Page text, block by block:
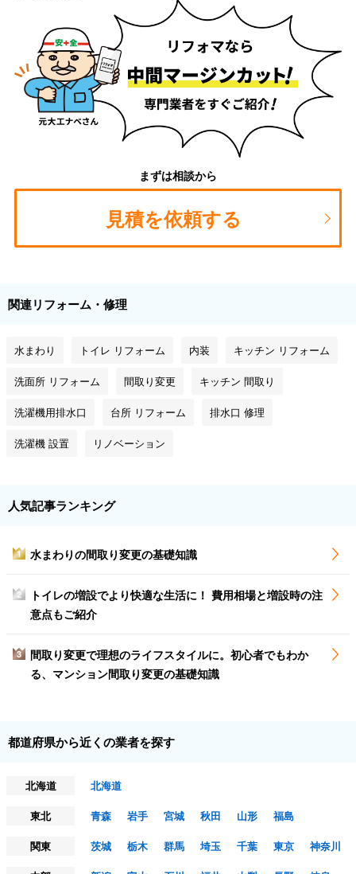
まずは相談から
見積を依頼する
関連リフォーム・修理
水まわり トイレ リフォーム 内装 キッチン リフォーム
洗面所 リフォーム 間取り変更 キッチン 間取り
洗濯機用排水口 台所 リフォーム 排水口 修理
洗濯機 設置 リノベーション
人気記事ランキング
1 水まわりの間取り変更の基礎知識
2
トイレの増設でより快適な生活に！ 費用相場と増設時の注
意点もご紹介
3
間取り変更で理想のライフスタイルに。初心者でもわか
る、マンション間取り変更の基礎知識
都道府県から近くの業者を探す
北海道
北海道
東北
青森 岩手 宮城 秋田 山形
福島
関東
茨城 栃木 群馬 埼玉 千葉 東京
神奈川